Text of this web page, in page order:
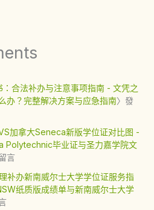
合法补办与注意事项指南 - 文凭之
办？完整解决方案与应急指南〉發
加拿大Seneca新版学位证对比图 -
Polytechnic毕业证与圣力嘉学院文
言
补办新南威尔士大学学位证服务指
纸质版成绩单与新南威尔士大学